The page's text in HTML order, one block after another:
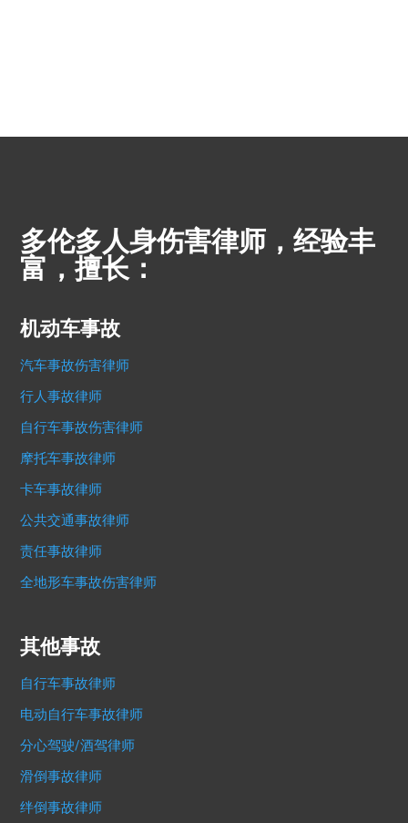
多伦多人身伤害律师，经验丰
富，擅长：
机动车事故
汽车事故伤害律师
行人事故律师
自行车事故伤害律师
摩托车事故律师
卡车事故律师
公共交通事故律师
责任事故律师
全地形车事故伤害律师
其他事故
自行车事故律师
电动自行车事故律师
分心驾驶/酒驾律师
滑倒事故律师
绊倒事故律师